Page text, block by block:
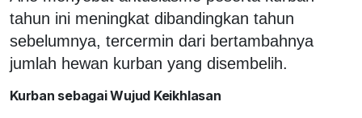
tahun ini meningkat dibandingkan tahun
sebelumnya, tercermin dari bertambahnya
jumlah hewan kurban yang disembelih.
Kurban sebagai Wujud Keikhlasan